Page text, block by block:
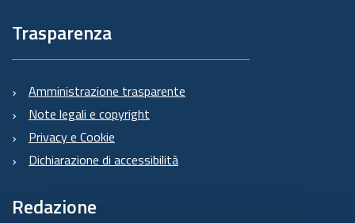
Trasparenza
Amministrazione trasparente
Note legali e copyright
Privacy e Cookie
Dichiarazione di accessibilità
Redazione